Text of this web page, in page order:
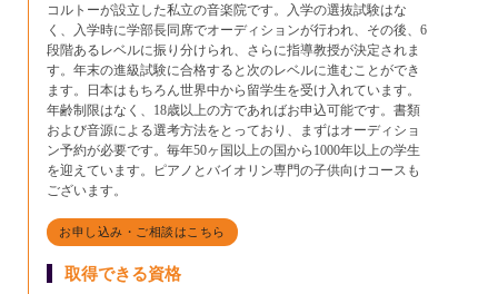
コルトーが設立した私立の音楽院です。入学の選抜試験はな
く、入学時に学部長同席でオーディションが行われ、その後、6
段階あるレベルに振り分けられ、さらに指導教授が決定されま
す。年末の進級試験に合格すると次のレベルに進むことができ
ます。日本はもちろん世界中から留学生を受け入れています。
年齢制限はなく、18歳以上の方であればお申込可能です。書類
および音源による選考方法をとっており、まずはオーディショ
ン予約が必要です。毎年50ヶ国以上の国から1000年以上の学生
を迎えています。ピアノとバイオリン専門の子供向けコースも
ございます。
お申し込み・ご相談はこちら
取得できる資格